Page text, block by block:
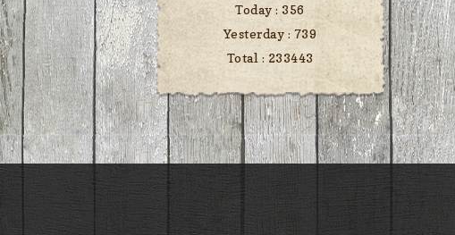
Today : 356
Yesterday : 739
Total : 233443